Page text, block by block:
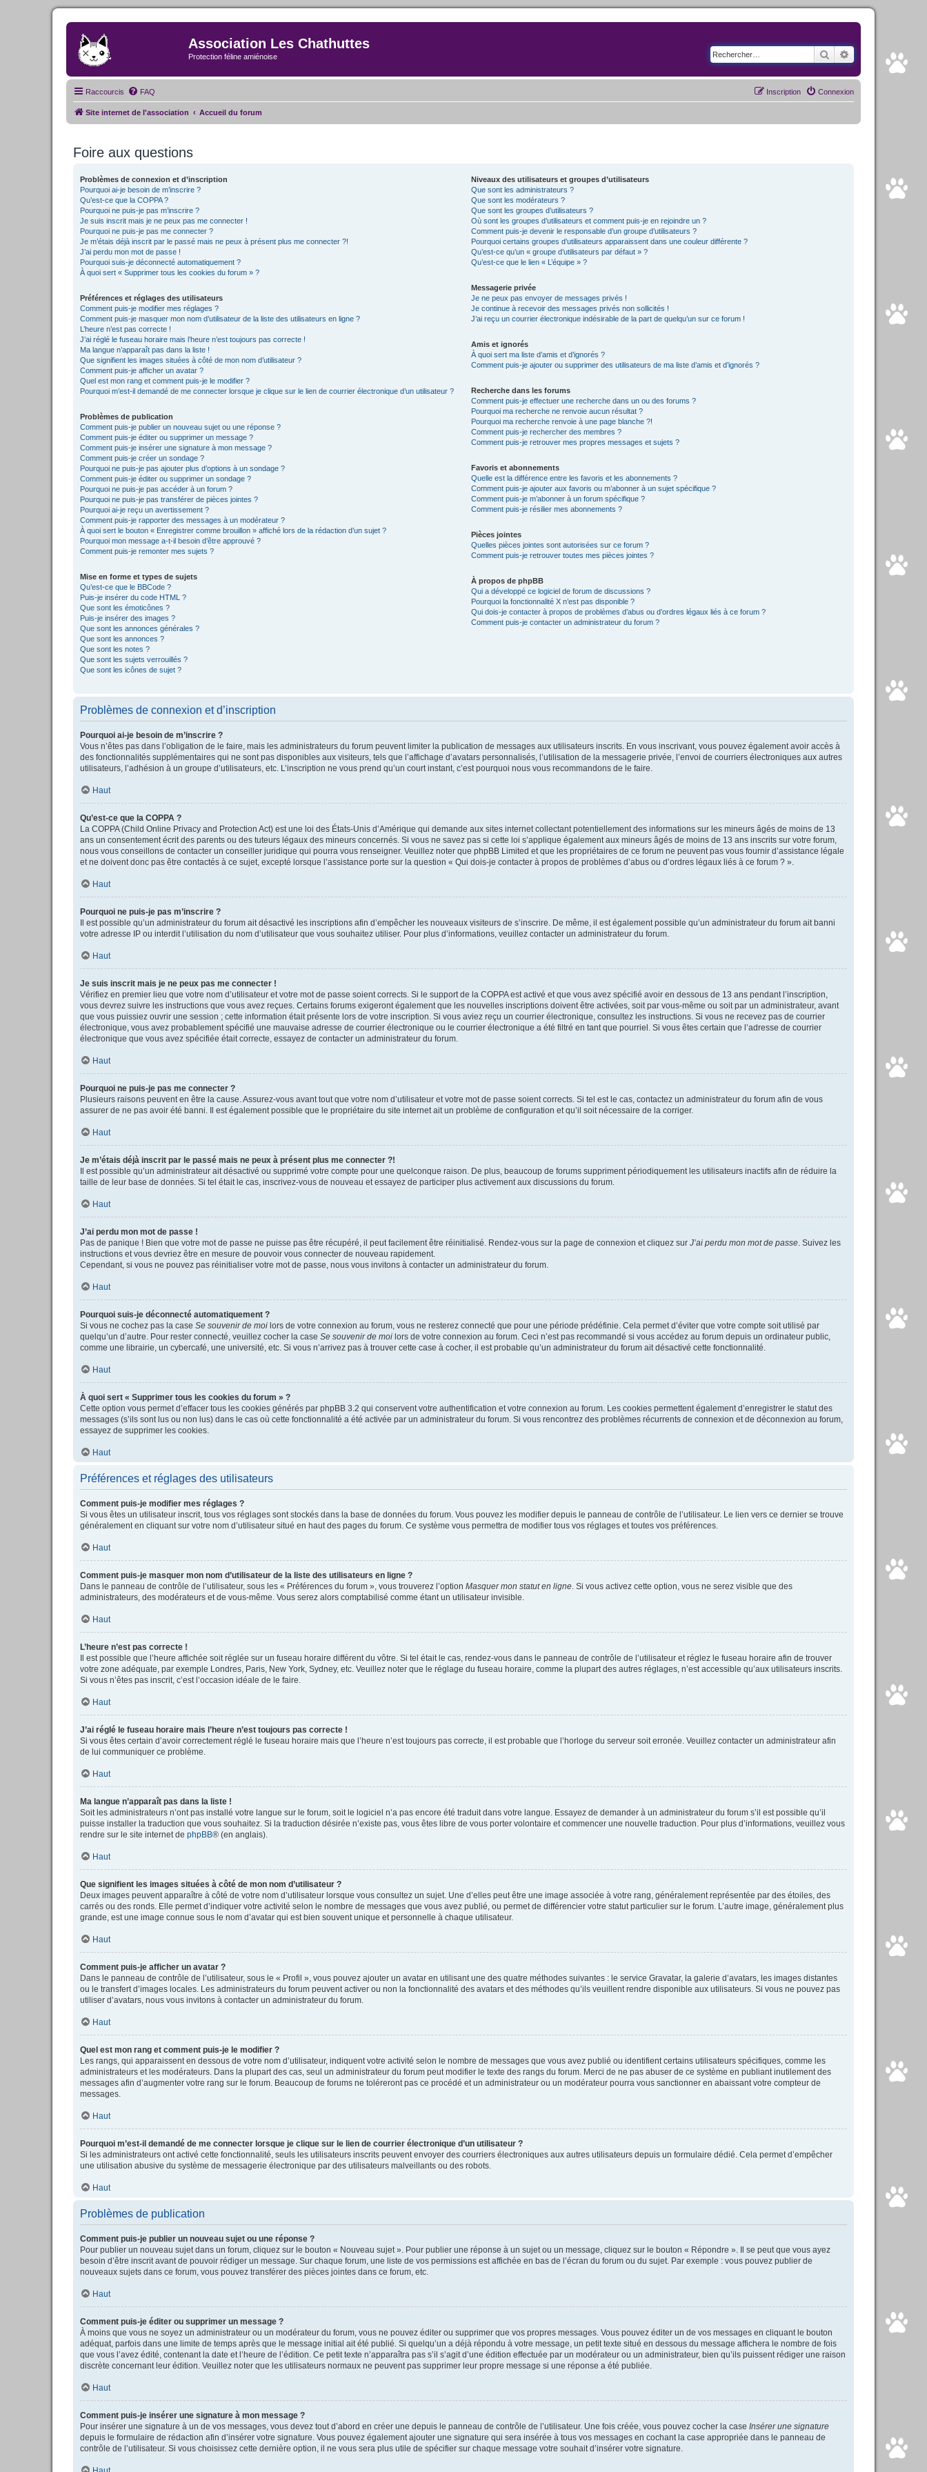
Association Les Chathuttes
Protection féline amiénoise RechercherRecherche
Raccourcis FAQ Connexion
Inscription
Site internet de l'association Accueil du forum
Foire aux questions
Problèmes de connexion et d’inscription
Pourquoi ai-je besoin de m’inscrire ?
Qu’est-ce que la COPPA ?
Pourquoi ne puis-je pas m’inscrire ?
Je suis inscrit mais je ne peux pas me connecter !
Pourquoi ne puis-je pas me connecter ?
Je m’étais déjà inscrit par le passé mais ne peux à présent plus me connecter ?!
J’ai perdu mon mot de passe !
Pourquoi suis-je déconnecté automatiquement ?
À quoi sert « Supprimer tous les cookies du forum » ?
Préférences et réglages des utilisateurs
Comment puis-je modifier mes réglages ?
Comment puis-je masquer mon nom d’utilisateur de la liste des utilisateurs en ligne ?
L’heure n’est pas correcte !
J’ai réglé le fuseau horaire mais l’heure n’est toujours pas correcte !
Ma langue n’apparaît pas dans la liste !
Que signifient les images situées à côté de mon nom d’utilisateur ?
Comment puis-je afficher un avatar ?
Quel est mon rang et comment puis-je le modifier ?
Pourquoi m’est-il demandé de me connecter lorsque je clique sur le lien de courrier électronique d’un utilisateur ?
Problèmes de publication
Comment puis-je publier un nouveau sujet ou une réponse ?
Comment puis-je éditer ou supprimer un message ?
Comment puis-je insérer une signature à mon message ?
Comment puis-je créer un sondage ?
Pourquoi ne puis-je pas ajouter plus d’options à un sondage ?
Comment puis-je éditer ou supprimer un sondage ?
Pourquoi ne puis-je pas accéder à un forum ?
Pourquoi ne puis-je pas transférer de pièces jointes ?
Pourquoi ai-je reçu un avertissement ?
Comment puis-je rapporter des messages à un modérateur ?
À quoi sert le bouton « Enregistrer comme brouillon » affiché lors de la rédaction d’un sujet ?
Pourquoi mon message a-t-il besoin d’être approuvé ?
Comment puis-je remonter mes sujets ?
Mise en forme et types de sujets
Qu’est-ce que le BBCode ?
Puis-je insérer du code HTML ?
Que sont les émoticônes ?
Puis-je insérer des images ?
Que sont les annonces générales ?
Que sont les annonces ?
Que sont les notes ?
Que sont les sujets verrouillés ?
Que sont les icônes de sujet ?
Niveaux des utilisateurs et groupes d’utilisateurs
Que sont les administrateurs ?
Que sont les modérateurs ?
Que sont les groupes d’utilisateurs ?
Où sont les groupes d’utilisateurs et comment puis-je en rejoindre un ?
Comment puis-je devenir le responsable d’un groupe d’utilisateurs ?
Pourquoi certains groupes d’utilisateurs apparaissent dans une couleur différente ?
Qu’est-ce qu’un « groupe d’utilisateurs par défaut » ?
Qu’est-ce que le lien « L’équipe » ?
Messagerie privée
Je ne peux pas envoyer de messages privés !
Je continue à recevoir des messages privés non sollicités !
J’ai reçu un courrier électronique indésirable de la part de quelqu’un sur ce forum !
Amis et ignorés
À quoi sert ma liste d’amis et d’ignorés ?
Comment puis-je ajouter ou supprimer des utilisateurs de ma liste d’amis et d’ignorés ?
Recherche dans les forums
Comment puis-je effectuer une recherche dans un ou des forums ?
Pourquoi ma recherche ne renvoie aucun résultat ?
Pourquoi ma recherche renvoie à une page blanche ?!
Comment puis-je rechercher des membres ?
Comment puis-je retrouver mes propres messages et sujets ?
Favoris et abonnements
Quelle est la différence entre les favoris et les abonnements ?
Comment puis-je ajouter aux favoris ou m’abonner à un sujet spécifique ?
Comment puis-je m’abonner à un forum spécifique ?
Comment puis-je résilier mes abonnements ?
Pièces jointes
Quelles pièces jointes sont autorisées sur ce forum ?
Comment puis-je retrouver toutes mes pièces jointes ?
À propos de phpBB
Qui a développé ce logiciel de forum de discussions ?
Pourquoi la fonctionnalité X n’est pas disponible ?
Qui dois-je contacter à propos de problèmes d’abus ou d’ordres légaux liés à ce forum ?
Comment puis-je contacter un administrateur du forum ?
Problèmes de connexion et d’inscription
Pourquoi ai-je besoin de m’inscrire ?
Vous n’êtes pas dans l’obligation de le faire, mais les administrateurs du forum peuvent limiter la publication de messages aux utilisateurs inscrits. En vous inscrivant, vous pouvez également avoir accès à
des fonctionnalités supplémentaires qui ne sont pas disponibles aux visiteurs, tels que l’affichage d’avatars personnalisés, l’utilisation de la messagerie privée, l’envoi de courriers électroniques aux autres
utilisateurs, l’adhésion à un groupe d’utilisateurs, etc. L’inscription ne vous prend qu’un court instant, c’est pourquoi nous vous recommandons de le faire.
Haut
Qu’est-ce que la COPPA ?
La COPPA (Child Online Privacy and Protection Act) est une loi des États-Unis d’Amérique qui demande aux sites internet collectant potentiellement des informations sur les mineurs âgés de moins de 13
ans un consentement écrit des parents ou des tuteurs légaux des mineurs concernés. Si vous ne savez pas si cette loi s’applique également aux mineurs âgés de moins de 13 ans inscrits sur votre forum,
nous vous conseillons de contacter un conseiller juridique qui pourra vous renseigner. Veuillez noter que phpBB Limited et que les propriétaires de ce forum ne peuvent pas vous fournir d’assistance légale
et ne doivent donc pas être contactés à ce sujet, excepté lorsque l’assistance porte sur la question « Qui dois-je contacter à propos de problèmes d’abus ou d’ordres légaux liés à ce forum ? ».
Haut
Pourquoi ne puis-je pas m’inscrire ?
Il est possible qu’un administrateur du forum ait désactivé les inscriptions afin d’empêcher les nouveaux visiteurs de s’inscrire. De même, il est également possible qu’un administrateur du forum ait banni
votre adresse IP ou interdit l’utilisation du nom d’utilisateur que vous souhaitez utiliser. Pour plus d’informations, veuillez contacter un administrateur du forum.
Haut
Je suis inscrit mais je ne peux pas me connecter !
Vérifiez en premier lieu que votre nom d’utilisateur et votre mot de passe soient corrects. Si le support de la COPPA est activé et que vous avez spécifié avoir en dessous de 13 ans pendant l’inscription,
vous devrez suivre les instructions que vous avez reçues. Certains forums exigeront également que les nouvelles inscriptions doivent être activées, soit par vous-même ou soit par un administrateur, avant
que vous puissiez ouvrir une session ; cette information était présente lors de votre inscription. Si vous aviez reçu un courrier électronique, consultez les instructions. Si vous ne recevez pas de courrier
électronique, vous avez probablement spécifié une mauvaise adresse de courrier électronique ou le courrier électronique a été filtré en tant que pourriel. Si vous êtes certain que l’adresse de courrier
électronique que vous avez spécifiée était correcte, essayez de contacter un administrateur du forum.
Haut
Pourquoi ne puis-je pas me connecter ?
Plusieurs raisons peuvent en être la cause. Assurez-vous avant tout que votre nom d’utilisateur et votre mot de passe soient corrects. Si tel est le cas, contactez un administrateur du forum afin de vous
assurer de ne pas avoir été banni. Il est également possible que le propriétaire du site internet ait un problème de configuration et qu’il soit nécessaire de la corriger.
Haut
Je m’étais déjà inscrit par le passé mais ne peux à présent plus me connecter ?!
Il est possible qu’un administrateur ait désactivé ou supprimé votre compte pour une quelconque raison. De plus, beaucoup de forums suppriment périodiquement les utilisateurs inactifs afin de réduire la
taille de leur base de données. Si tel était le cas, inscrivez-vous de nouveau et essayez de participer plus activement aux discussions du forum.
Haut
J’ai perdu mon mot de passe !
Pas de panique ! Bien que votre mot de passe ne puisse pas être récupéré, il peut facilement être réinitialisé. Rendez-vous sur la page de connexion et cliquez sur J’ai perdu mon mot de passe . Suivez les
instructions et vous devriez être en mesure de pouvoir vous connecter de nouveau rapidement.
Cependant, si vous ne pouvez pas réinitialiser votre mot de passe, nous vous invitons à contacter un administrateur du forum.
Haut
Pourquoi suis-je déconnecté automatiquement ?
Si vous ne cochez pas la case Se souvenir de moi lors de votre connexion au forum, vous ne resterez connecté que pour une période prédéfinie. Cela permet d’éviter que votre compte soit utilisé par
quelqu’un d’autre. Pour rester connecté, veuillez cocher la case Se souvenir de moi lors de votre connexion au forum. Ceci n’est pas recommandé si vous accédez au forum depuis un ordinateur public,
comme une librairie, un cybercafé, une université, etc. Si vous n’arrivez pas à trouver cette case à cocher, il est probable qu’un administrateur du forum ait désactivé cette fonctionnalité.
Haut
À quoi sert « Supprimer tous les cookies du forum » ?
Cette option vous permet d’effacer tous les cookies générés par phpBB 3.2 qui conservent votre authentification et votre connexion au forum. Les cookies permettent également d’enregistrer le statut des
messages (s’ils sont lus ou non lus) dans le cas où cette fonctionnalité a été activée par un administrateur du forum. Si vous rencontrez des problèmes récurrents de connexion et de déconnexion au forum,
essayez de supprimer les cookies.
Haut
Préférences et réglages des utilisateurs
Comment puis-je modifier mes réglages ?
Si vous êtes un utilisateur inscrit, tous vos réglages sont stockés dans la base de données du forum. Vous pouvez les modifier depuis le panneau de contrôle de l’utilisateur. Le lien vers ce dernier se trouve
généralement en cliquant sur votre nom d’utilisateur situé en haut des pages du forum. Ce système vous permettra de modifier tous vos réglages et toutes vos préférences.
Haut
Comment puis-je masquer mon nom d’utilisateur de la liste des utilisateurs en ligne ?
Dans le panneau de contrôle de l’utilisateur, sous les « Préférences du forum », vous trouverez l’option Masquer mon statut en ligne . Si vous activez cette option, vous ne serez visible que des
administrateurs, des modérateurs et de vous-même. Vous serez alors comptabilisé comme étant un utilisateur invisible.
Haut
L’heure n’est pas correcte !
Il est possible que l’heure affichée soit réglée sur un fuseau horaire différent du vôtre. Si tel était le cas, rendez-vous dans le panneau de contrôle de l’utilisateur et réglez le fuseau horaire afin de trouver
votre zone adéquate, par exemple Londres, Paris, New York, Sydney, etc. Veuillez noter que le réglage du fuseau horaire, comme la plupart des autres réglages, n’est accessible qu’aux utilisateurs inscrits.
Si vous n’êtes pas inscrit, c’est l’occasion idéale de le faire.
Haut
J’ai réglé le fuseau horaire mais l’heure n’est toujours pas correcte !
Si vous êtes certain d’avoir correctement réglé le fuseau horaire mais que l’heure n’est toujours pas correcte, il est probable que l’horloge du serveur soit erronée. Veuillez contacter un administrateur afin
de lui communiquer ce problème.
Haut
Ma langue n’apparaît pas dans la liste !
Soit les administrateurs n’ont pas installé votre langue sur le forum, soit le logiciel n’a pas encore été traduit dans votre langue. Essayez de demander à un administrateur du forum s’il est possible qu’il
puisse installer la traduction que vous souhaitez. Si la traduction désirée n’existe pas, vous êtes libre de vous porter volontaire et commencer une nouvelle traduction. Pour plus d’informations, veuillez vous
rendre sur le site internet de phpBB® (en anglais).
Haut
Que signifient les images situées à côté de mon nom d’utilisateur ?
Deux images peuvent apparaître à côté de votre nom d’utilisateur lorsque vous consultez un sujet. Une d’elles peut être une image associée à votre rang, généralement représentée par des étoiles, des
carrés ou des ronds. Elle permet d’indiquer votre activité selon le nombre de messages que vous avez publié, ou permet de différencier votre statut particulier sur le forum. L’autre image, généralement plus
grande, est une image connue sous le nom d’avatar qui est bien souvent unique et personnelle à chaque utilisateur.
Haut
Comment puis-je afficher un avatar ?
Dans le panneau de contrôle de l’utilisateur, sous le « Profil », vous pouvez ajouter un avatar en utilisant une des quatre méthodes suivantes : le service Gravatar, la galerie d’avatars, les images distantes
ou le transfert d’images locales. Les administrateurs du forum peuvent activer ou non la fonctionnalité des avatars et des méthodes qu’ils veuillent rendre disponible aux utilisateurs. Si vous ne pouvez pas
utiliser d’avatars, nous vous invitons à contacter un administrateur du forum.
Haut
Quel est mon rang et comment puis-je le modifier ?
Les rangs, qui apparaissent en dessous de votre nom d’utilisateur, indiquent votre activité selon le nombre de messages que vous avez publié ou identifient certains utilisateurs spécifiques, comme les
administrateurs et les modérateurs. Dans la plupart des cas, seul un administrateur du forum peut modifier le texte des rangs du forum. Merci de ne pas abuser de ce système en publiant inutilement des
messages afin d’augmenter votre rang sur le forum. Beaucoup de forums ne toléreront pas ce procédé et un administrateur ou un modérateur pourra vous sanctionner en abaissant votre compteur de
messages.
Haut
Pourquoi m’est-il demandé de me connecter lorsque je clique sur le lien de courrier électronique d’un utilisateur ?
Si les administrateurs ont activé cette fonctionnalité, seuls les utilisateurs inscrits peuvent envoyer des courriers électroniques aux autres utilisateurs depuis un formulaire dédié. Cela permet d’empêcher
une utilisation abusive du système de messagerie électronique par des utilisateurs malveillants ou des robots.
Haut
Problèmes de publication
Comment puis-je publier un nouveau sujet ou une réponse ?
Pour publier un nouveau sujet dans un forum, cliquez sur le bouton « Nouveau sujet ». Pour publier une réponse à un sujet ou un message, cliquez sur le bouton « Répondre ». Il se peut que vous ayez
besoin d’être inscrit avant de pouvoir rédiger un message. Sur chaque forum, une liste de vos permissions est affichée en bas de l’écran du forum ou du sujet. Par exemple : vous pouvez publier de
nouveaux sujets dans ce forum, vous pouvez transférer des pièces jointes dans ce forum, etc.
Haut
Comment puis-je éditer ou supprimer un message ?
À moins que vous ne soyez un administrateur ou un modérateur du forum, vous ne pouvez éditer ou supprimer que vos propres messages. Vous pouvez éditer un de vos messages en cliquant le bouton
adéquat, parfois dans une limite de temps après que le message initial ait été publié. Si quelqu’un a déjà répondu à votre message, un petit texte situé en dessous du message affichera le nombre de fois
que vous l’avez édité, contenant la date et l’heure de l’édition. Ce petit texte n’apparaîtra pas s’il s’agit d’une édition effectuée par un modérateur ou un administrateur, bien qu’ils puissent rédiger une raison
discrète concernant leur édition. Veuillez noter que les utilisateurs normaux ne peuvent pas supprimer leur propre message si une réponse a été publiée.
Haut
Comment puis-je insérer une signature à mon message ?
Pour insérer une signature à un de vos messages, vous devez tout d’abord en créer une depuis le panneau de contrôle de l’utilisateur. Une fois créée, vous pouvez cocher la case Insérer une signature
depuis le formulaire de rédaction afin d’insérer votre signature. Vous pouvez également ajouter une signature qui sera insérée à tous vos messages en cochant la case appropriée dans le panneau de
contrôle de l’utilisateur. Si vous choisissez cette dernière option, il ne vous sera plus utile de spécifier sur chaque message votre souhait d’insérer votre signature.